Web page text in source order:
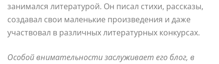
занимался литературой. Он писал стихи, рассказы,
создавал свои маленькие произведения и даже
участвовал в различных литературных конкурсах.
Особой внимательности заслуживает его блог, в